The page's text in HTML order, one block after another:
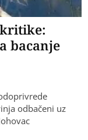
bacanje
odbačeni uz